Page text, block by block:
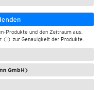
Produkte und den Zeitraum aus.
(i) zur Genauigkeit der Produkte.
GmbH)